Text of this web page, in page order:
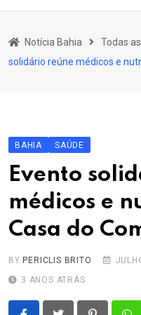
Educação
Esporte
Outros Assuntos
Notícia Bahia Todas
solidário reúne médicos e
BAHIA SAÚDE
Evento
médicos e
Casa do
BY PERICLIS BRITO
3 ANOS ATRÁS